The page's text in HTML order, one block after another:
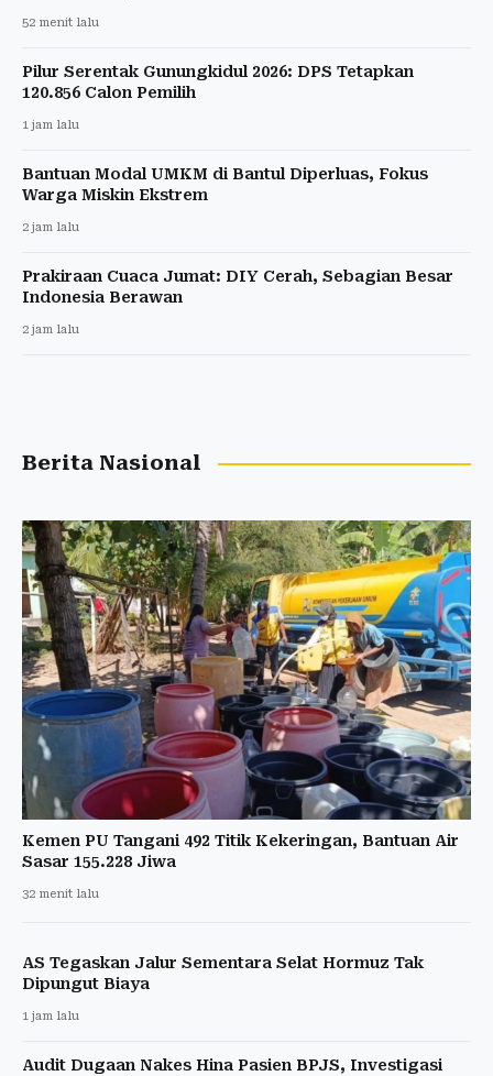
52 menit lalu
Pilur Serentak Gunungkidul 2026: DPS Tetapkan
120.856 Calon Pemilih
1 jam lalu
Bantuan Modal UMKM di Bantul Diperluas, Fokus
Warga Miskin Ekstrem
2 jam lalu
Prakiraan Cuaca Jumat: DIY Cerah, Sebagian Besar
Indonesia Berawan
2 jam lalu
Berita Nasional
Kemen PU Tangani 492 Titik Kekeringan, Bantuan Air
Sasar 155.228 Jiwa
32 menit lalu
AS Tegaskan Jalur Sementara Selat Hormuz Tak
Dipungut Biaya
1 jam lalu
Audit Dugaan Nakes Hina Pasien BPJS, Investigasi